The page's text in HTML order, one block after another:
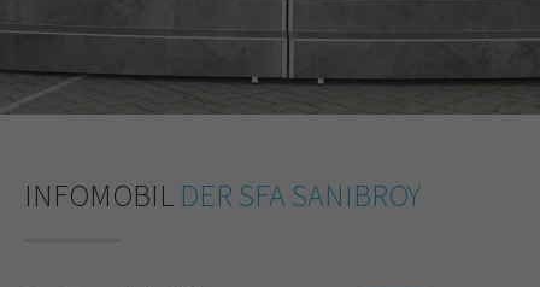
INFOMOBIL DER SFA SANIBROY